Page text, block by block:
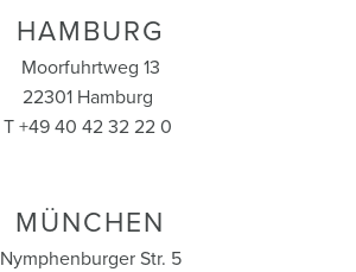
HAMBURG
Moorfuhrtweg 13
22301 Hamburg
T +49 40 42 32 22 0
MÜNCHEN
Nymphenburger Str. 5